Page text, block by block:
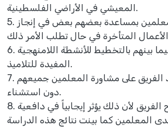
المعيشي في الأراضي الفلسطينية.
5. لا بد من قيام المعلمين بمساعدة بعضهم بعض في إنجاز
الأعمال المتأخرة في حال تطلب الأمر ذلك.
6. مشاركة المعلمين فيما بينهم بالتخطيط للأنشطة اللامنهجية
المفيدة للتلاميذ.
7. العمل من قبل قائد الفريق على مشاورة المعلمين جميعهم
دون استشناء.
8. تشجيع العمل بروح الفريق لأن ذلك يؤثر إيجابياً في دافعية